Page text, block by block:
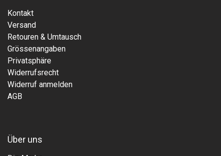
Kontakt
Versand
Retouren & Umtausch
Grössenangaben
Privatsphäre
Widerrufsrecht
Widerruf anmelden
AGB
Über uns